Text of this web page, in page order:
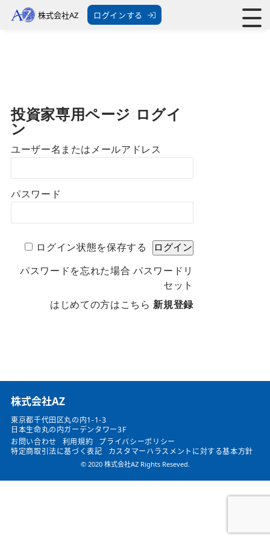
株式会社AZ ログインする
投資家専用ページ ログイ
ン
ユーザー名またはメールアドレス
パスワード
ログイン状態を保存する
パスワードを忘れた場合 パスワードリ
セット
はじめての方はこちら 新規登録
​株式会社AZ
東京都千代田区丸の内1-1-3
日本生命丸の内ガーデンタワー3F
お問い合わせ
利用規約
プライバシーポリシー
特定商取引法に基づく表記
カスタマーハラスメントに対する基本方針
© 2020 株式会社AZ Rights Reseved.